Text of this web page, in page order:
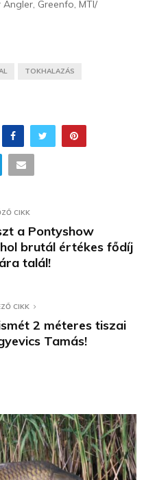
Greenfo, MTI/
TOKHALAZÁS
CIKK
a Pontyshow
brutál értékes fődíj
talál!
CIKK
2 méteres tiszai
Tamás!